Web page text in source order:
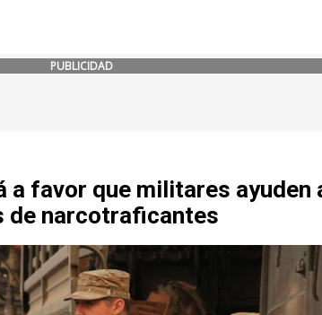
PUBLICIDAD
a favor que militares ayuden
de narcotraficantes